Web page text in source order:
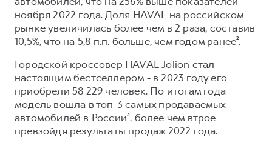
ноября 2022 года. Доля HAVAL на российском
рынке увеличилась более чем в 2 раза, составив
10,5%, что на 5,8 п.п. больше, чем годом ранее².
Городской кроссовер HAVAL Jolion стал
настоящим бестселлером - в 2023 году его
приобрели 58 229 человек. По итогам года
модель вошла в топ-3 самых продаваемых
автомобилей в России³, более чем втрое
превзойдя результаты продаж 2022 года.